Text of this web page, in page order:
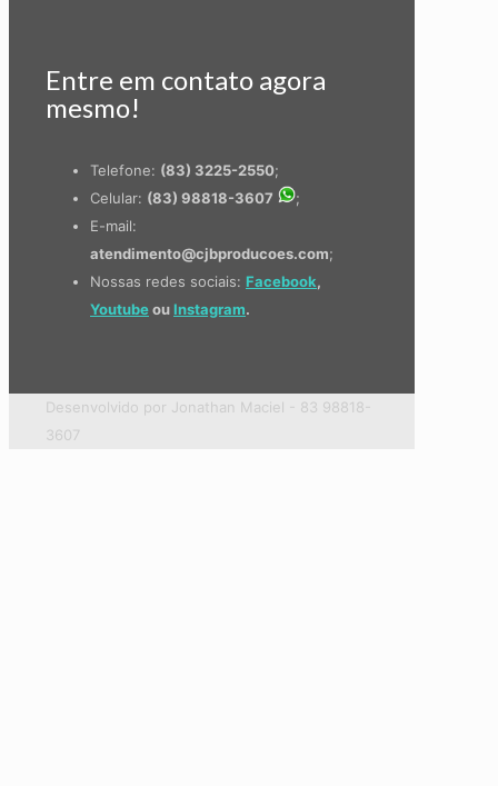
Entre em contato agora
mesmo!
Telefone: (83) 3225-2550;
Celular: (83) 98818-3607
;
E-mail:
atendimento@cjbproducoes.com;
Nossas redes sociais: Facebook,
Youtubeou Instagram.
Desenvolvido por Jonathan Maciel - 83 98818-
3607